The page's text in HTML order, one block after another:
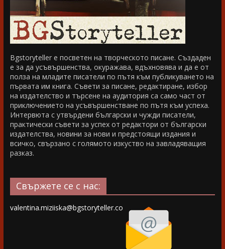
Bgstoryteller е посветен на творческото писане. Създаден
е за да усъвършенства, окуражава, вдъхновява и да е от
полза на младите писатели по пътя към публикуването на
първата им книга. Съвети за писане, редактиране, избор
на издателство и търсене на аудитория са само част от
приключението на усъвършенстване по пътя към успеха.
Интервюта с утвърдени български и чужди писатели,
практически съвети за успех от редактори от български
издателства, новини за нови и предстоящи издания и
всичко, свързано с голямото изкуство на завладяващия
разказ.
Свържете се с нас:
valentina.miziiska@bgstoryteller.co